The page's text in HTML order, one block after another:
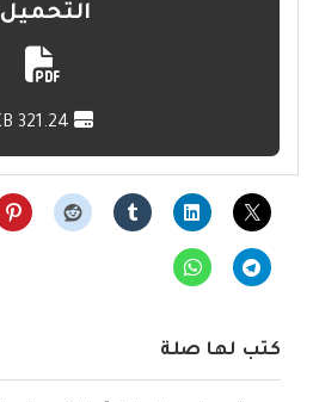
التحميل
كتب لها صلة